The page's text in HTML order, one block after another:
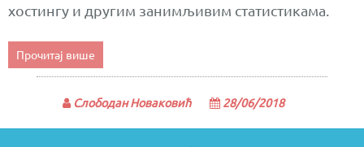
хостингу и другим занимљивим статистикама.
Прочитај више
Слободан Новаковић 28/06/2018